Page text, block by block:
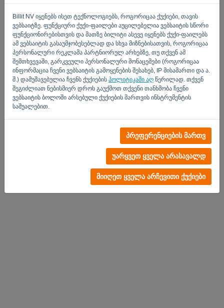
Billit NV იყენებს ისეთ ტექნოლოგიებს, როგორიცაა ქუქიები, თავის
ვებსაიტზე. ფუნქციური ქუქი-ფაილები აუცილებელია ვებსაიტის სწორი
ფუნქციონირებისთვის და მათზე ბილიტი ასევე იყენებს ქუქი-ფაილებს
ამ ვებსაიტის გასაუმჯობესებლად და სხვა მიზნებისათვის, როგორიცაა
პერსონალური რეკლამა პარტნიორულ არხებზე, თუ თქვენ ამ
შემთხვევაში, გარკვეული პერსონალური მონაცემები (როგორიცაა
ინფორმაცია ჩვენი ვებსაიტის გამოყენების შესახებ, IP მისამართი და ა.
შ.) დამუშავებულია ჩვენს ქუქიების პოლიტიკაში აღ წერილად. თქვენ
შეგიძლიათ ნებისმიერ დროს გაუქმოთ თქვენი თანხმობა ჩვენი
ვებსაიტის ბოლოში არსებული ქუქიების მართვის ინსტრუმენტის
საშუალებით.
პრეფერენციების მართვ
უარყვეთ ყველა არასავალდ
მიიღეთ ყველა არჩევითი ქუქიები
დამახსოვრე დავიწყდა პაროლი?
ᲨᲔᲡᲕᲚᲐ
სცადეთ ახლავე
წესები და პირობები